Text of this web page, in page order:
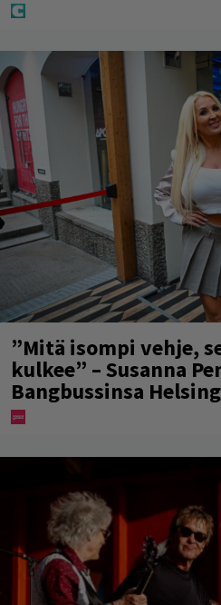
”Mitä isompi vehje,
kulkee” – Susanna
Bangbussinsa